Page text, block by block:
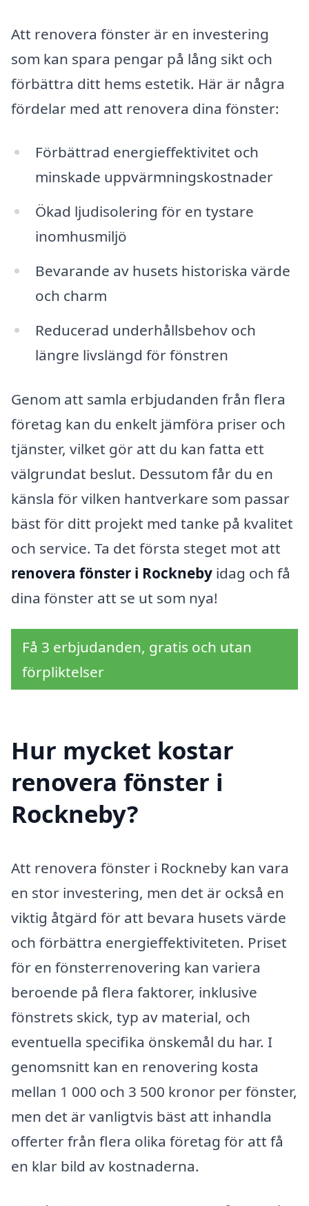
Att renovera fönster är en investering
som kan spara pengar på lång sikt och
förbättra ditt hems estetik. Här är några
fördelar med att renovera dina fönster:
Förbättrad energieffektivitet och
minskade uppvärmningskostnader
Ökad ljudisolering för en tystare
inomhusmiljö
Bevarande av husets historiska värde
och charm
Reducerad underhållsbehov och
längre livslängd för fönstren
Genom att samla erbjudanden från flera
företag kan du enkelt jämföra priser och
tjänster, vilket gör att du kan fatta ett
välgrundat beslut. Dessutom får du en
känsla för vilken hantverkare som passar
bäst för ditt projekt med tanke på kvalitet
och service. Ta det första steget mot att
renovera fönster i Rockneby idag och få
dina fönster att se ut som nya!
Få 3 erbjudanden, gratis och utan
förpliktelser
Hur mycket kostar
renovera fönster i
Rockneby?
Att renovera fönster i Rockneby kan vara
en stor investering, men det är också en
viktig åtgärd för att bevara husets värde
och förbättra energieffektiviteten. Priset
för en fönsterrenovering kan variera
beroende på flera faktorer, inklusive
fönstrets skick, typ av material, och
eventuella specifika önskemål du har. I
genomsnitt kan en renovering kosta
mellan 1 000 och 3 500 kronor per fönster,
men det är vanligtvis bäst att inhandla
offerter från flera olika företag för att få
en klar bild av kostnaderna.